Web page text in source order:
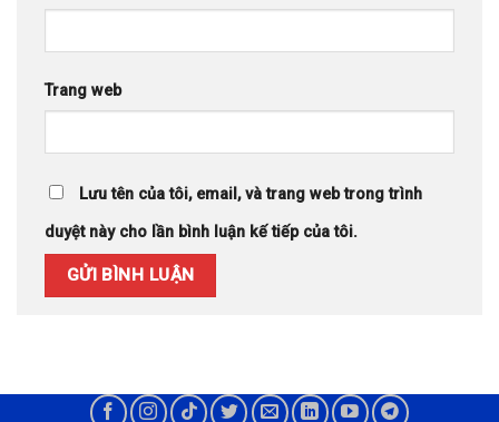
Trang web
Lưu tên của tôi, email, và trang web trong trình
duyệt này cho lần bình luận kế tiếp của tôi.